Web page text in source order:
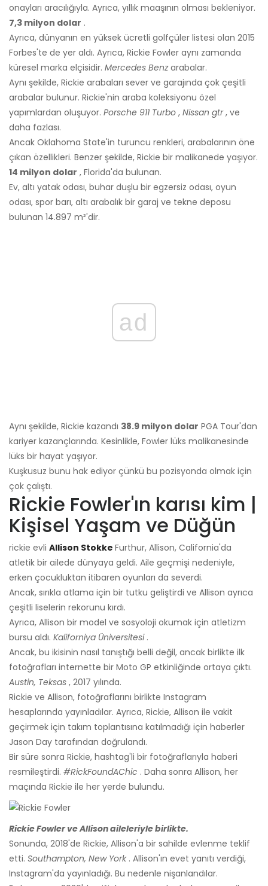
onayları aracılığıyla. Ayrıca, yıllık maaşının olması bekleniyor.
7,3 milyon dolar .
Ayrıca, dünyanın en yüksek ücretli golfçüler listesi olan 2015
Forbes'te de yer aldı. Ayrıca, Rickie Fowler aynı zamanda
küresel marka elçisidir. Mercedes Benzarabalar.
Aynı şekilde, Rickie arabaları sever ve garajında ​​çok çeşitli
arabalar bulunur. Rickie'nin araba koleksiyonu özel
yapımlardan oluşuyor. Porsche 911 Turbo , Nissan gtr, ve
daha fazlası.
Ancak Oklahoma State'in turuncu renkleri, arabalarının öne
çıkan özellikleri. Benzer şekilde, Rickie bir malikanede yaşıyor.
14 milyon dolar , Florida'da bulunan.
Ev, altı yatak odası, buhar duşlu bir egzersiz odası, oyun
odası, spor barı, altı arabalık bir garaj ve tekne deposu
bulunan 14.897 m²'dir.
ad
Aynı şekilde, Rickie kazandı 38.9 milyon dolar PGA Tour'dan
kariyer kazançlarında. Kesinlikle, Fowler lüks malikanesinde
lüks bir hayat yaşıyor.
Kuşkusuz bunu hak ediyor çünkü bu pozisyonda olmak için
çok çalıştı.
Rickie Fowler'ın karısı kim |
Kişisel Yaşam ve Düğün
rickie evli Allison Stokke Furthur, Allison, California'da
atletik bir ailede dünyaya geldi. Aile geçmişi nedeniyle,
erken çocukluktan itibaren oyunları da severdi.
Ancak, sırıkla atlama için bir tutku geliştirdi ve Allison ayrıca
çeşitli liselerin rekorunu kırdı.
Ayrıca, Allison bir model ve sosyoloji okumak için atletizm
bursu aldı. Kaliforniya Üniversitesi.
Ancak, bu ikisinin nasıl tanıştığı belli değil, ancak birlikte ilk
fotoğrafları internette bir Moto GP etkinliğinde ortaya çıktı.
Austin, Teksas , 2017 yılında.
Rickie ve Allison, fotoğraflarını birlikte Instagram
hesaplarında yayınladılar. Ayrıca, Rickie, Allison ile vakit
geçirmek için takım toplantısına katılmadığı için haberler
Jason Day tarafından doğrulandı.
Bir süre sonra Rickie, hashtag'li bir fotoğraflarıyla haberi
resmileştirdi. #RickFoundAChic . Daha sonra Allison, her
maçında Rickie ile her yerde bulundu.
Rickie Fowler ve Allison aileleriyle birlikte.
Sonunda, 2018'de Rickie, Allison'a bir sahilde evlenme teklif
etti. Southampton, New York. Allison'ın evet yanıtı verdiği,
Instagram'da yayınladığı. Bu nedenle nişanlandılar.